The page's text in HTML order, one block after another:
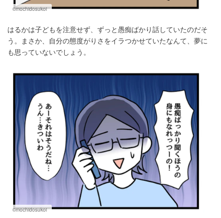
©mochidosukoi
はるかは子どもを注意せず、ずっと愚痴ばかり話していたのだそ
う。まさか、自分の態度がりさをイラつかせていたなんて、夢に
も思っていないでしょう。
©mochidosukoi